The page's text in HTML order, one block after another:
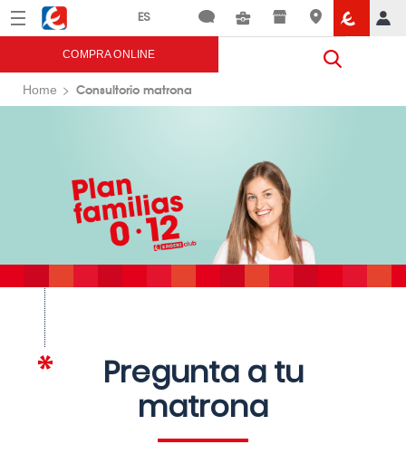
Menú Eroski
COMPRA ONLINE
Home Consultorio matrona
Pregunta a tu
matrona